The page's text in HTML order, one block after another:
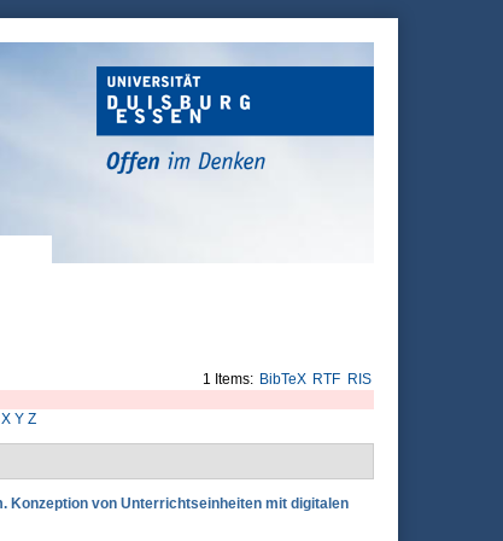
1 Items: BibTeX RTF RIS
X Y Z
Konzeption von Unterrichtseinheiten mit digitalen